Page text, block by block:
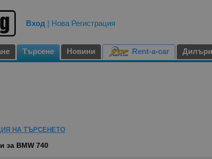
Вход | Нова Регистрация
Търсене Новини Rent-a-car Дилъри
НА ТЪРСЕНЕТО
за BMW 740